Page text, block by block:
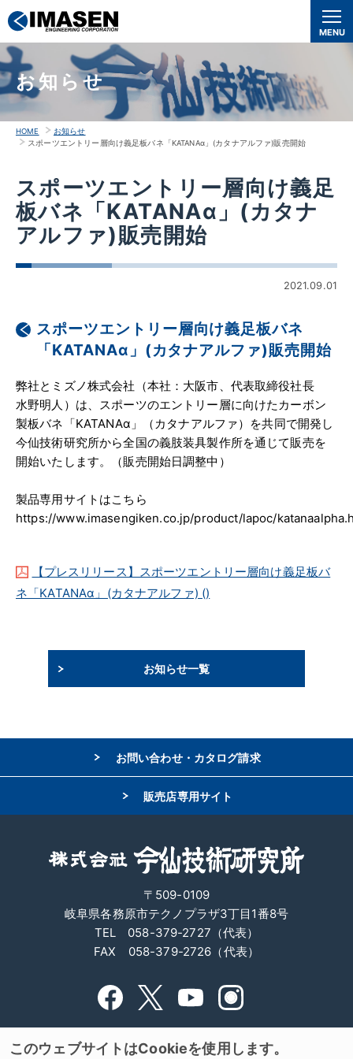
本
文
へ
移
動
MENU
お知らせ
HOME
お知らせ
スポーツエントリー層向け義足板バネ「KATANAα」(カタナアルファ)販売開始
スポーツエントリー層向け義足
板バネ「KATANAα」(カタナ
アルファ)販売開始
2021.09.01
スポーツエントリー層向け義足板バネ
「KATANAα」(カタナアルファ)販売開始
弊社とミズノ株式会社（本社：大阪市、代表取締役社長
水野明人）は、スポーツのエントリー層に向けたカーボン
製板バネ「KATANAα」（カタナアルファ）を共同で開発し
今仙技術研究所から全国の義肢装具製作所を通じて販売を
開始いたします。（販売開始日調整中）
製品専用サイトはこちら
https://www.imasengiken.co.jp/product/lapoc/
【プレスリリース】スポーツエントリー層向け義足板バ
ネ「KATANAα」(カタナアルファ) ()
お知らせ一覧
お問い合わせ・カタログ請求
販売店専用サイト
〒509-0109
岐阜県各務原市テクノプラザ3丁目1番8号
TEL 058-379-2727（代表）
FAX 058-379-2726（代表）
サイトマップ サイトポリシー
このウェブサイトはCookieを使用します。